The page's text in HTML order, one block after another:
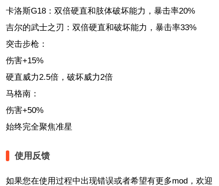
卡洛斯G18：双倍硬直和肢体破坏能力，暴击率20%
吉尔的武士之刃：双倍硬直和破坏能力，暴击率33%
突击步枪：
伤害+15%
硬直威力2.5倍，破坏威力2倍
马格南：
伤害+50%
始终完全聚焦准星
使用反馈
如果您在使用过程中出现错误或者希望有更多mod，欢迎